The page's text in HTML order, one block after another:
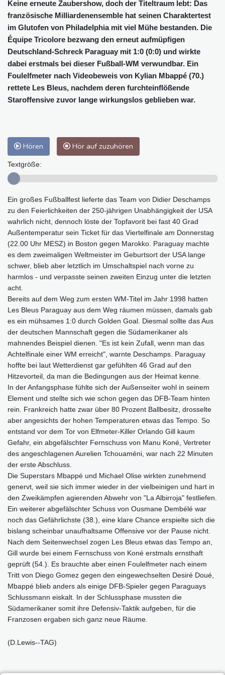
Keine erneute Zaubershow, doch der Titeltraum lebt: Das
französische Milliardenensemble hat seinen Charaktertest
im Glutofen von Philadelphia mit viel Mühe bestanden. Die
Équipe Tricolore bezwang den erneut aufmüpfigen
Deutschland-Schreck Paraguay mit 1:0 (0:0) und wirkte
dabei erstmals bei dieser Fußball-WM verwundbar. Ein
Foulelfmeter nach Videobeweis von Kylian Mbappé (70.)
rettete Les Bleus, nachdem deren furchteinflößende
Staroffensive zuvor lange wirkungslos geblieben war.
Hören Hör auf zuzuhören
Textgröße:
Ein großes Fußballfest lieferte das Team von Didier Deschamps
zu den Feierlichkeiten der 250-jährigen Unabhängigkeit der USA
wahrlich nicht, dennoch löste der Topfavorit bei fast 40 Grad
Außentemperatur sein Ticket für das Viertelfinale am Donnerstag
(22.00 Uhr MESZ) in Boston gegen Marokko. Paraguay machte
es dem zweimaligen Weltmeister im Geburtsort der USA lange
schwer, blieb aber letztlich im Umschaltspiel nach vorne zu
harmlos - und verpasste seinen zweiten Einzug unter die letzten
acht.
Bereits auf dem Weg zum ersten WM-Titel im Jahr 1998 hatten
Les Bleus Paraguay aus dem Weg räumen müssen, damals gab
es ein mühsames 1:0 durch Golden Goal. Diesmal sollte das Aus
der deutschen Mannschaft gegen die Südamerikaner als
mahnendes Beispiel dienen. "Es ist kein Zufall, wenn man das
Achtelfinale einer WM erreicht", warnte Deschamps. Paraguay
hoffte bei laut Wetterdienst gar gefühlten 46 Grad auf den
Hitzevorteil, da man die Bedingungen aus der Heimat kenne.
In der Anfangsphase fühlte sich der Außenseiter wohl in seinem
Element und stellte sich wie schon gegen das DFB-Team hinten
rein. Frankreich hatte zwar über 80 Prozent Ballbesitz, drosselte
aber angesichts der hohen Temperaturen etwas das Tempo. So
entstand vor dem Tor von Elfmeter-Killer Orlando Gill kaum
Gefahr, ein abgefälschter Fernschuss von Manu Koné, Vertreter
des angeschlagenen Aurelien Tchouaméni, war nach 22 Minuten
der erste Abschluss.
Die Superstars Mbappé und Michael Olise wirkten zunehmend
genervt, weil sie sich immer wieder in der vielbeinigen und hart in
den Zweikämpfen agierenden Abwehr von "La Albirroja" festliefen.
Ein weiterer abgefälschter Schuss von Ousmane Dembélé war
noch das Gefährlichste (38.), eine klare Chance erspielte sich die
bislang scheinbar unaufhaltsame Offensive vor der Pause nicht.
Nach dem Seitenwechsel zogen Les Bleus etwas das Tempo an,
Gill wurde bei einem Fernschuss von Koné erstmals ernsthaft
geprüft (54.). Es brauchte aber einen Foulelfmeter nach einem
Tritt von Diego Gomez gegen den eingewechselten Desiré Doué,
Mbappé blieb anders als einige DFB-Spieler gegen Paraguays
Schlussmann eiskalt. In der Schlussphase mussten die
Südamerikaner somit ihre Defensiv-Taktik aufgeben, für die
Franzosen ergaben sich ganz neue Räume.
(D.Lewis--TAG)